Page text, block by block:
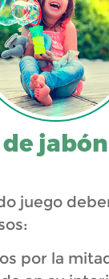
juego
por la